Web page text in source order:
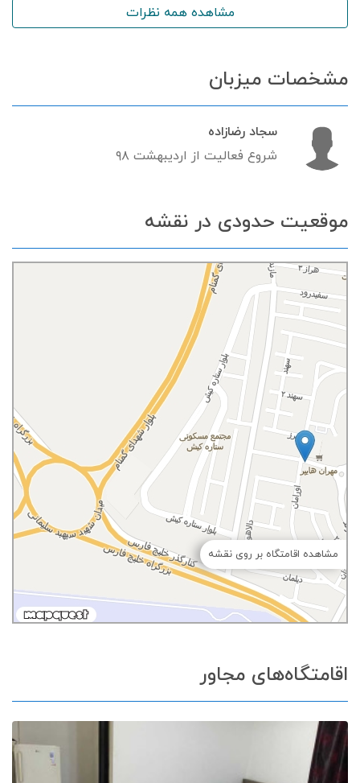
مشاهده همه نظرات
مشخصات میزبان
سجاد رضازاده
شروع فعالیت از اردیبهشت ۹۸
موقعیت حدودی در نقشه
مشاهده اقامتگاه بر روی نقشه
اقامتگاه‌های مجاور